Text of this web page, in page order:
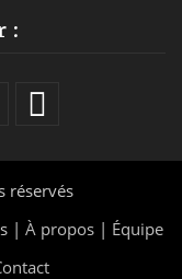
:
réservés
| À propos | Équipe